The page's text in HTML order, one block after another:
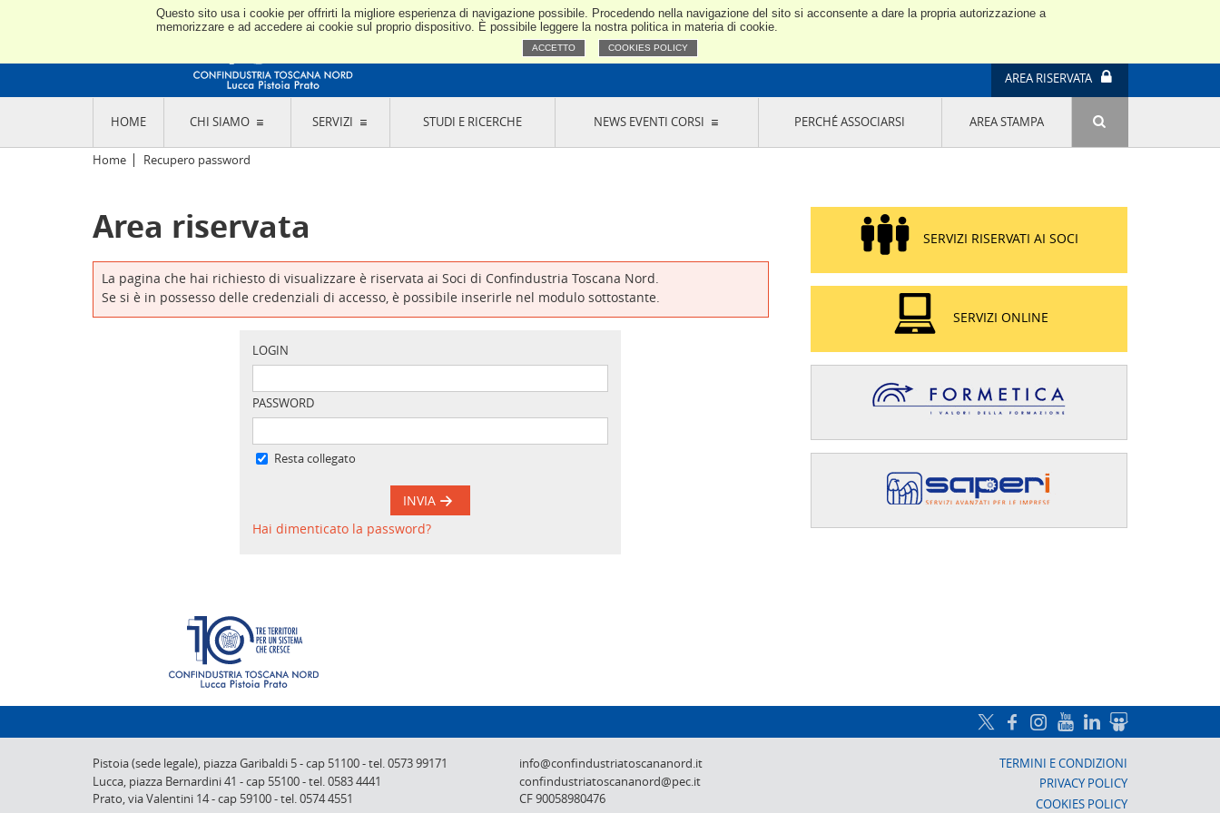
Questo sito usa i cookie per offrirti la migliore esperienza di navigazione possibile. Procedendo nella navigazione del sito si acconsente a dare la propria autorizzazione a
memorizzare e ad accedere ai cookie sul proprio dispositivo. È possibile leggere la nostra politica in materia di cookie.
ACCETTO COOKIES POLICY
Confindustria Toscana Nord
AREA RISERVATA
HOME CHI SIAMO
L'ASSOCIAZIONE
CODICE ETICO E DEI VALORI ASSOCIATIVI
TRASPARENZA CONTRIBUTI PUBBLICI
L'INDUSTRIA E IL TERRITORIO DI LUCCA,
PISTOIA E PRATO
SEDI E CONTATTI
ABOUT US
DESIGNAZIONE
ORGANI DI CONTROLLO
COMITATO PICCOLA
INDUSTRIA
GRUPPI DI ACQUISTO
EDIZIONE
PROGETTO LU.ME.
IL MANAGER DELLA SOSTENIBILITÀ NEL
DISTRETTO TESSILE PRATESE
GRUPPO IMPRENDITORIA FEMMINILE
SOSTENIBILITÀ
SERVIZI STUDI E RICERCHE NEWS EVENTI CORSI PERCHÉ ASSOCIARSI AREA STAMPA
Home Recupero password
Area riservata
La pagina che hai richiesto di visualizzare è riservata ai Soci di Confindustria Toscana Nord.
Se si è in possesso delle credenziali di accesso, è possibile inserirle nel modulo sottostante.
LOGIN
PASSWORD
Resta collegato
INVIA
Hai dimenticato la password?
SERVIZI RISERVATI AI SOCI
SERVIZI ONLINE
Pistoia (sede legale), piazza Garibaldi 5-cap 51100-tel. 0573 99171
Lucca, piazza Bernardini 41 -cap 55100-tel. 0583 4441
Prato,via Valentini 14-cap 59100-tel. 0574 4551
info@confindustriatoscananord.it
confindustriatoscananord@pec.it
CF 90058980476
TERMINI E CONDIZIONI
PRIVACY POLICY
COOKIES POLICY